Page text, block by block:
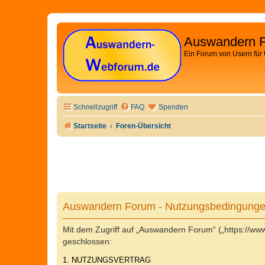
Auswandern
Ein Forum von Usern
Schnellzugriff FAQ Spenden
Startseite Foren-Übersicht
Auswandern Forum -
Mit dem Zugriff auf „Auswandern Forum“ („https://
geschlossen:
1. NUTZUNGSVERTRAG